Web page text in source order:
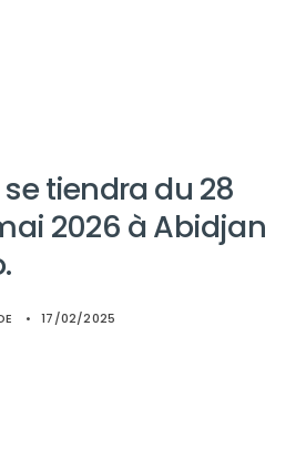
se tiendra du 28
2026 à Abidjan
• 17/02/2025